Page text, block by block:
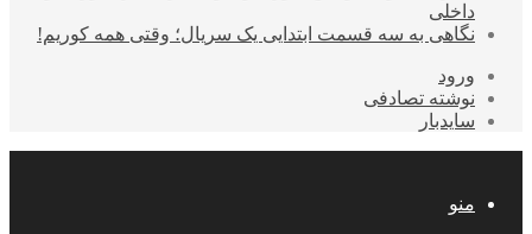
داخلی
نگاهی به سه قسمت ابتدایی یک سریال؛ وقتی همه کوریم!
ورود
نوشته تصادفی
سایدبار
منو